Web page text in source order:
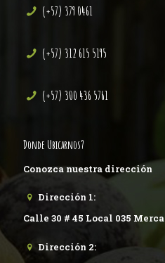
(+57) 379 0461
(+57) 312 615 5195
(+57) 300 436 5761
Donde Ubicarnos?
Conozca nuestra dirección
Dirección 1:
Calle 30 # 45 Local 035
Dirección 2: